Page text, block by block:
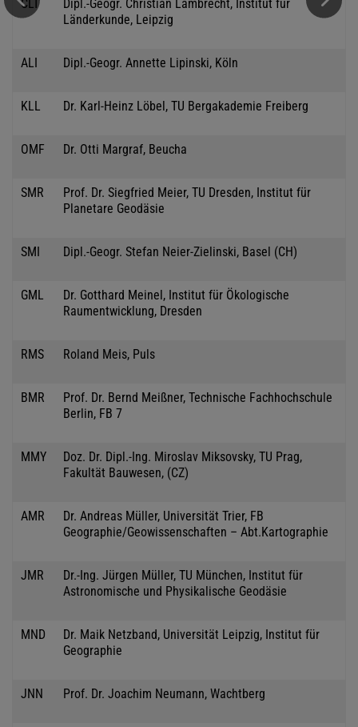
CLT
Dipl.-Geogr. Christian Lambrecht, Institut für
Länderkunde, Leipzig
ALI Dipl.-Geogr. Annette Lipinski, Köln
KLL Dr. Karl-Heinz Löbel, TU Bergakademie Freiberg
OMF Dr. Otti Margraf, Beucha
SMR
Prof. Dr. Siegfried Meier, TU Dresden, Institut für
Planetare Geodäsie
SMI Dipl.-Geogr. Stefan Neier-Zielinski, Basel (CH)
GML
Dr. Gotthard Meinel, Institut für Ökologische
Raumentwicklung, Dresden
RMS Roland Meis, Puls
BMR
Prof. Dr. Bernd Meißner, Technische Fachhochschule
Berlin, FB 7
MMY
Doz. Dr. Dipl.-Ing. Miroslav Miksovsky, TU Prag,
Fakultät Bauwesen, (CZ)
AMR
Dr. Andreas Müller, Universität Trier, FB
Geographie/Geowissenschaften – Abt.Kartographie
JMR
Dr.-Ing. Jürgen Müller, TU München, Institut für
Astronomische und Physikalische Geodäsie
MND
Dr. Maik Netzband, Universität Leipzig, Institut für
Geographie
JNN Prof. Dr. Joachim Neumann, Wachtberg